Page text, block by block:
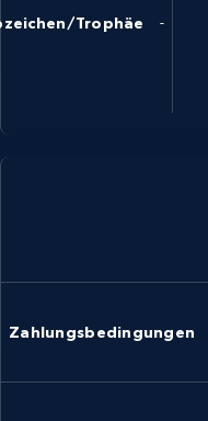
Trophäe -
Zahlungsbedingungen